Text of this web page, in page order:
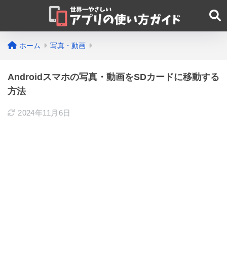
ホーム 写真・動画
Androidスマホの写真・動画をSDカードに移動する
方法
2024年11月6日